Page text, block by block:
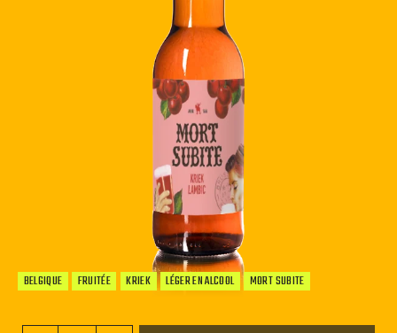
BELGIQUE FRUITÉE KRIEK LÉGER EN ALCOOL MORT SUBITE